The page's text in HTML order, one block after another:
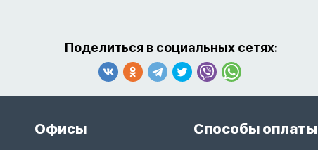
Поделиться в социальных сетях:
Офисы Способы оплаты